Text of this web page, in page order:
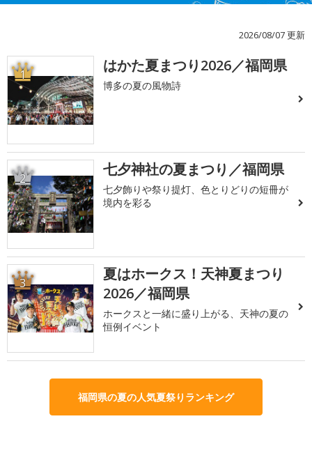
2026/08/07 更新
1 はかた夏まつり2026／福岡県
博多の夏の風物詩
2 七夕神社の夏まつり／福岡県
七夕飾りや祭り提灯、色とりどりの短冊が
境内を彩る
3
夏はホークス！天神夏まつり
2026／福岡県
ホークスと一緒に盛り上がる、天神の夏の
恒例イベント
福岡県の夏の人気夏祭りランキング